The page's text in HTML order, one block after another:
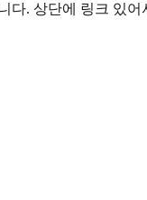
다. 상단에 링크 있